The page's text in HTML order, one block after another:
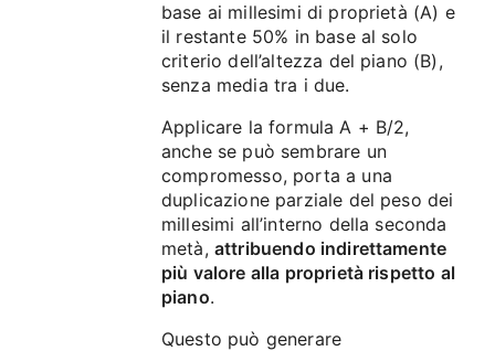
base ai millesimi di proprietà (A) e
il restante 50% in base al solo
criterio dell’altezza del piano (B),
senza media tra i due.
Applicare la formula A + B/2,
anche se può sembrare un
compromesso, porta a una
duplicazione parziale del peso dei
millesimi all’interno della seconda
metà, attribuendo indirettamente
più valore alla proprietà rispetto al
piano.
Questo può generare